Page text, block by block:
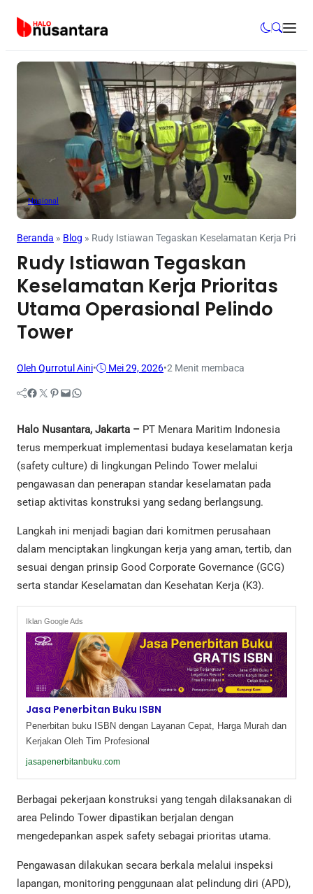
Nasional
Beranda » Blog » Rudy Istiawan Tegaskan Keselamatan Kerja
Rudy Istiawan Tegaskan
Keselamatan Kerja Prioritas
Utama Operasional Pelindo
Tower
Oleh Qurrotul Aini• Mei 29, 2026•2 Menit membaca
Facebook Twitter Pinterest Mail WhatsApp
Halo Nusantara, Jakarta – PT Menara Maritim Indonesia
terus memperkuat implementasi budaya keselamatan kerja
(safety culture) di lingkungan Pelindo Tower melalui
pengawasan dan penerapan standar keselamatan pada
setiap aktivitas konstruksi yang sedang berlangsung.
Langkah ini menjadi bagian dari komitmen perusahaan
dalam menciptakan lingkungan kerja yang aman, tertib, dan
sesuai dengan prinsip Good Corporate Governance (GCG)
serta standar Keselamatan dan Kesehatan Kerja (K3).
Iklan Google Ads
Jasa Penerbitan Buku ISBN
Penerbitan buku ISBN dengan Layanan Cepat, Harga Murah dan
Kerjakan Oleh Tim Profesional
jasapenerbitanbuku.com
Berbagai pekerjaan konstruksi yang tengah dilaksanakan di
area Pelindo Tower dipastikan berjalan dengan
mengedepankan aspek safety sebagai prioritas utama.
Pengawasan dilakukan secara berkala melalui inspeksi
lapangan, monitoring penggunaan alat pelindung diri (APD),